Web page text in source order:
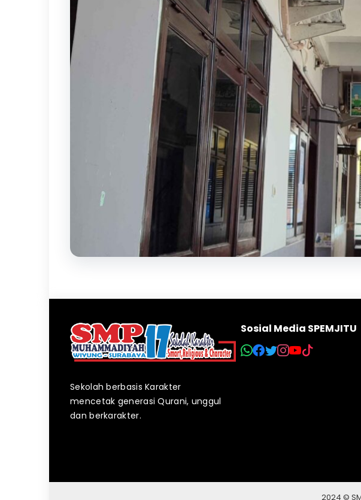
Sekolah berbasis Karakter
mencetak generasi Qurani, unggul
dan berkarakter.
Sosial Media SPEMJITU
2024 ©